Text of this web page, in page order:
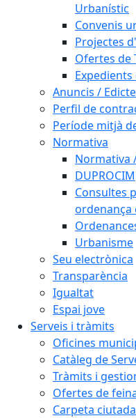
Urbanístic
Convenis
Projectes
Ofertes de
Expedients
Anuncis /
Perfil de
Període mitjà
Normativa
Normativa
DUPROCIM
Consultes
ordenança
Urbanisme
Seu electrònica
Transparència
Igualtat
Espai jove
Serveis i tràmits
Oficines
Catàleg de
Tràmits i
Ofertes de
Carpeta